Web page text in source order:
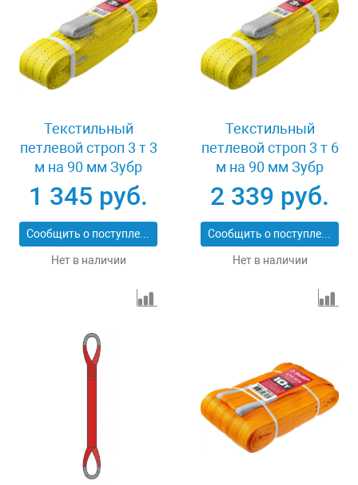
Текстильный
петлевой строп 3 т 3
м на 90 мм Зубр
43553-3-3
1 345 руб.
Сообщить о поступлении
Нет в наличии
Текстильный
петлевой строп 3 т 6
м на 90 мм Зубр
43553-3-6
2 339 руб.
Сообщить о поступлении
Нет в наличии